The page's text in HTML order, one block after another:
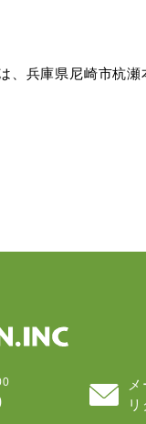
、兵庫県尼崎市杭